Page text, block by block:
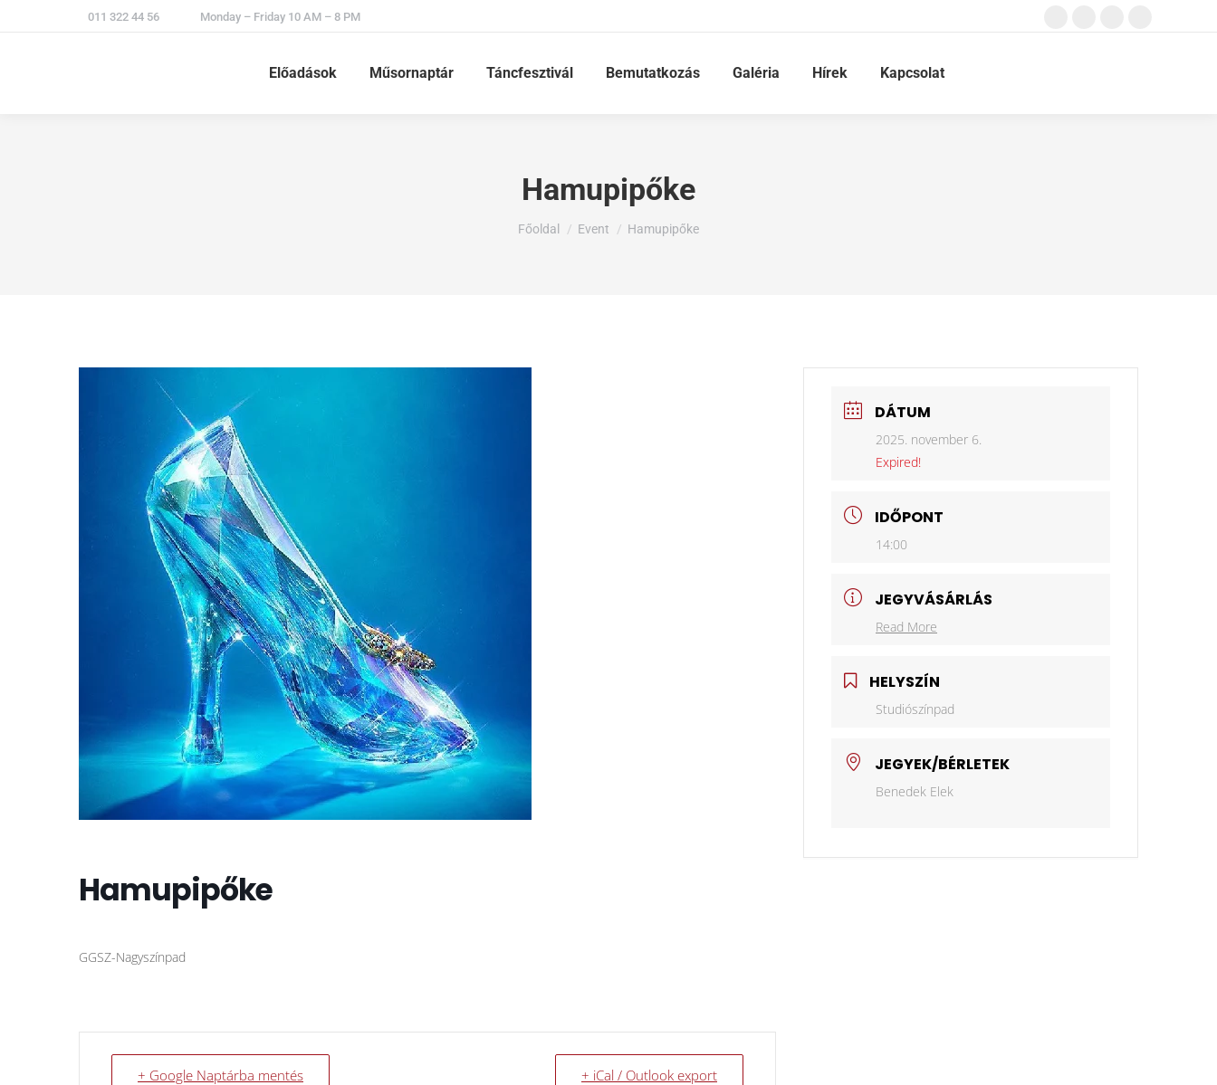
011 322 44 56 Monday – Friday 10 AM – 8 PM
Előadások Műsornaptár Táncfesztivál Bemutatkozás Galéria Hírek Kapcsolat
Hamupipőke
Ön itt van:
Főoldal Event Hamupipőke
Hamupipőke
GGSZ-Nagyszínpad
+ Google Naptárba mentés + iCal / Outlook export
DÁTUM
2025. november 6.
Expired!
IDŐPONT
14:00
JEGYVÁSÁRLÁS
Read More
HELYSZÍN
Studiószínpad
JEGYEK/BÉRLETEK
Benedek Elek